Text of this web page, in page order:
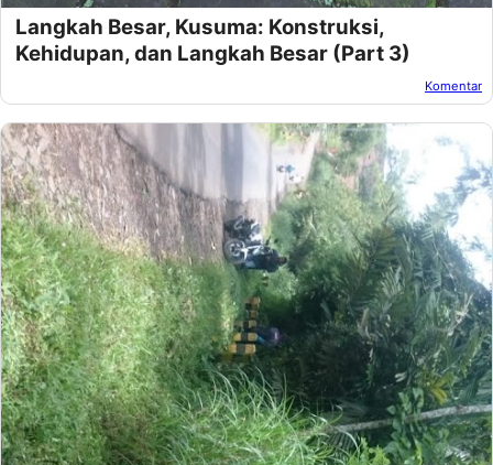
Oleh:Afandi Kusuma Pada:November 29, 2024
Langkah Besar, Kusuma: Konstruksi,
Kehidupan, dan Langkah Besar (Part 3)